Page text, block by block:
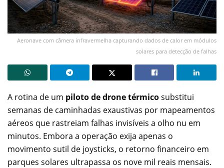
Aeronave com câmera infravermelha capturando dados de calor em módulos
solares para detecção de falhas
A rotina de um piloto de drone térmicosubstitui
semanas de caminhadas exaustivas por mapeamentos
aéreos que rastreiam falhas invisíveis a olho nu em
minutos. Embora a operação exija apenas o
movimento sutil de joysticks, o retorno financeiro em
parques solares ultrapassa os nove mil reais mensais.